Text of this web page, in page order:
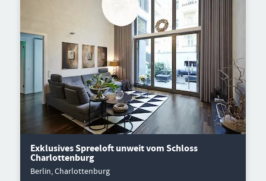
Exklusives Spreeloft unweit vom Schloss
Charlottenburg
Berlin, Charlottenburg